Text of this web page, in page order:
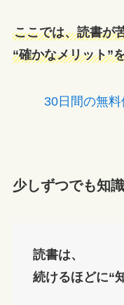
ここでは、読書が
“確かなメリット”
30日間の無
少しずつでも知
読書は、
続けるほどに“